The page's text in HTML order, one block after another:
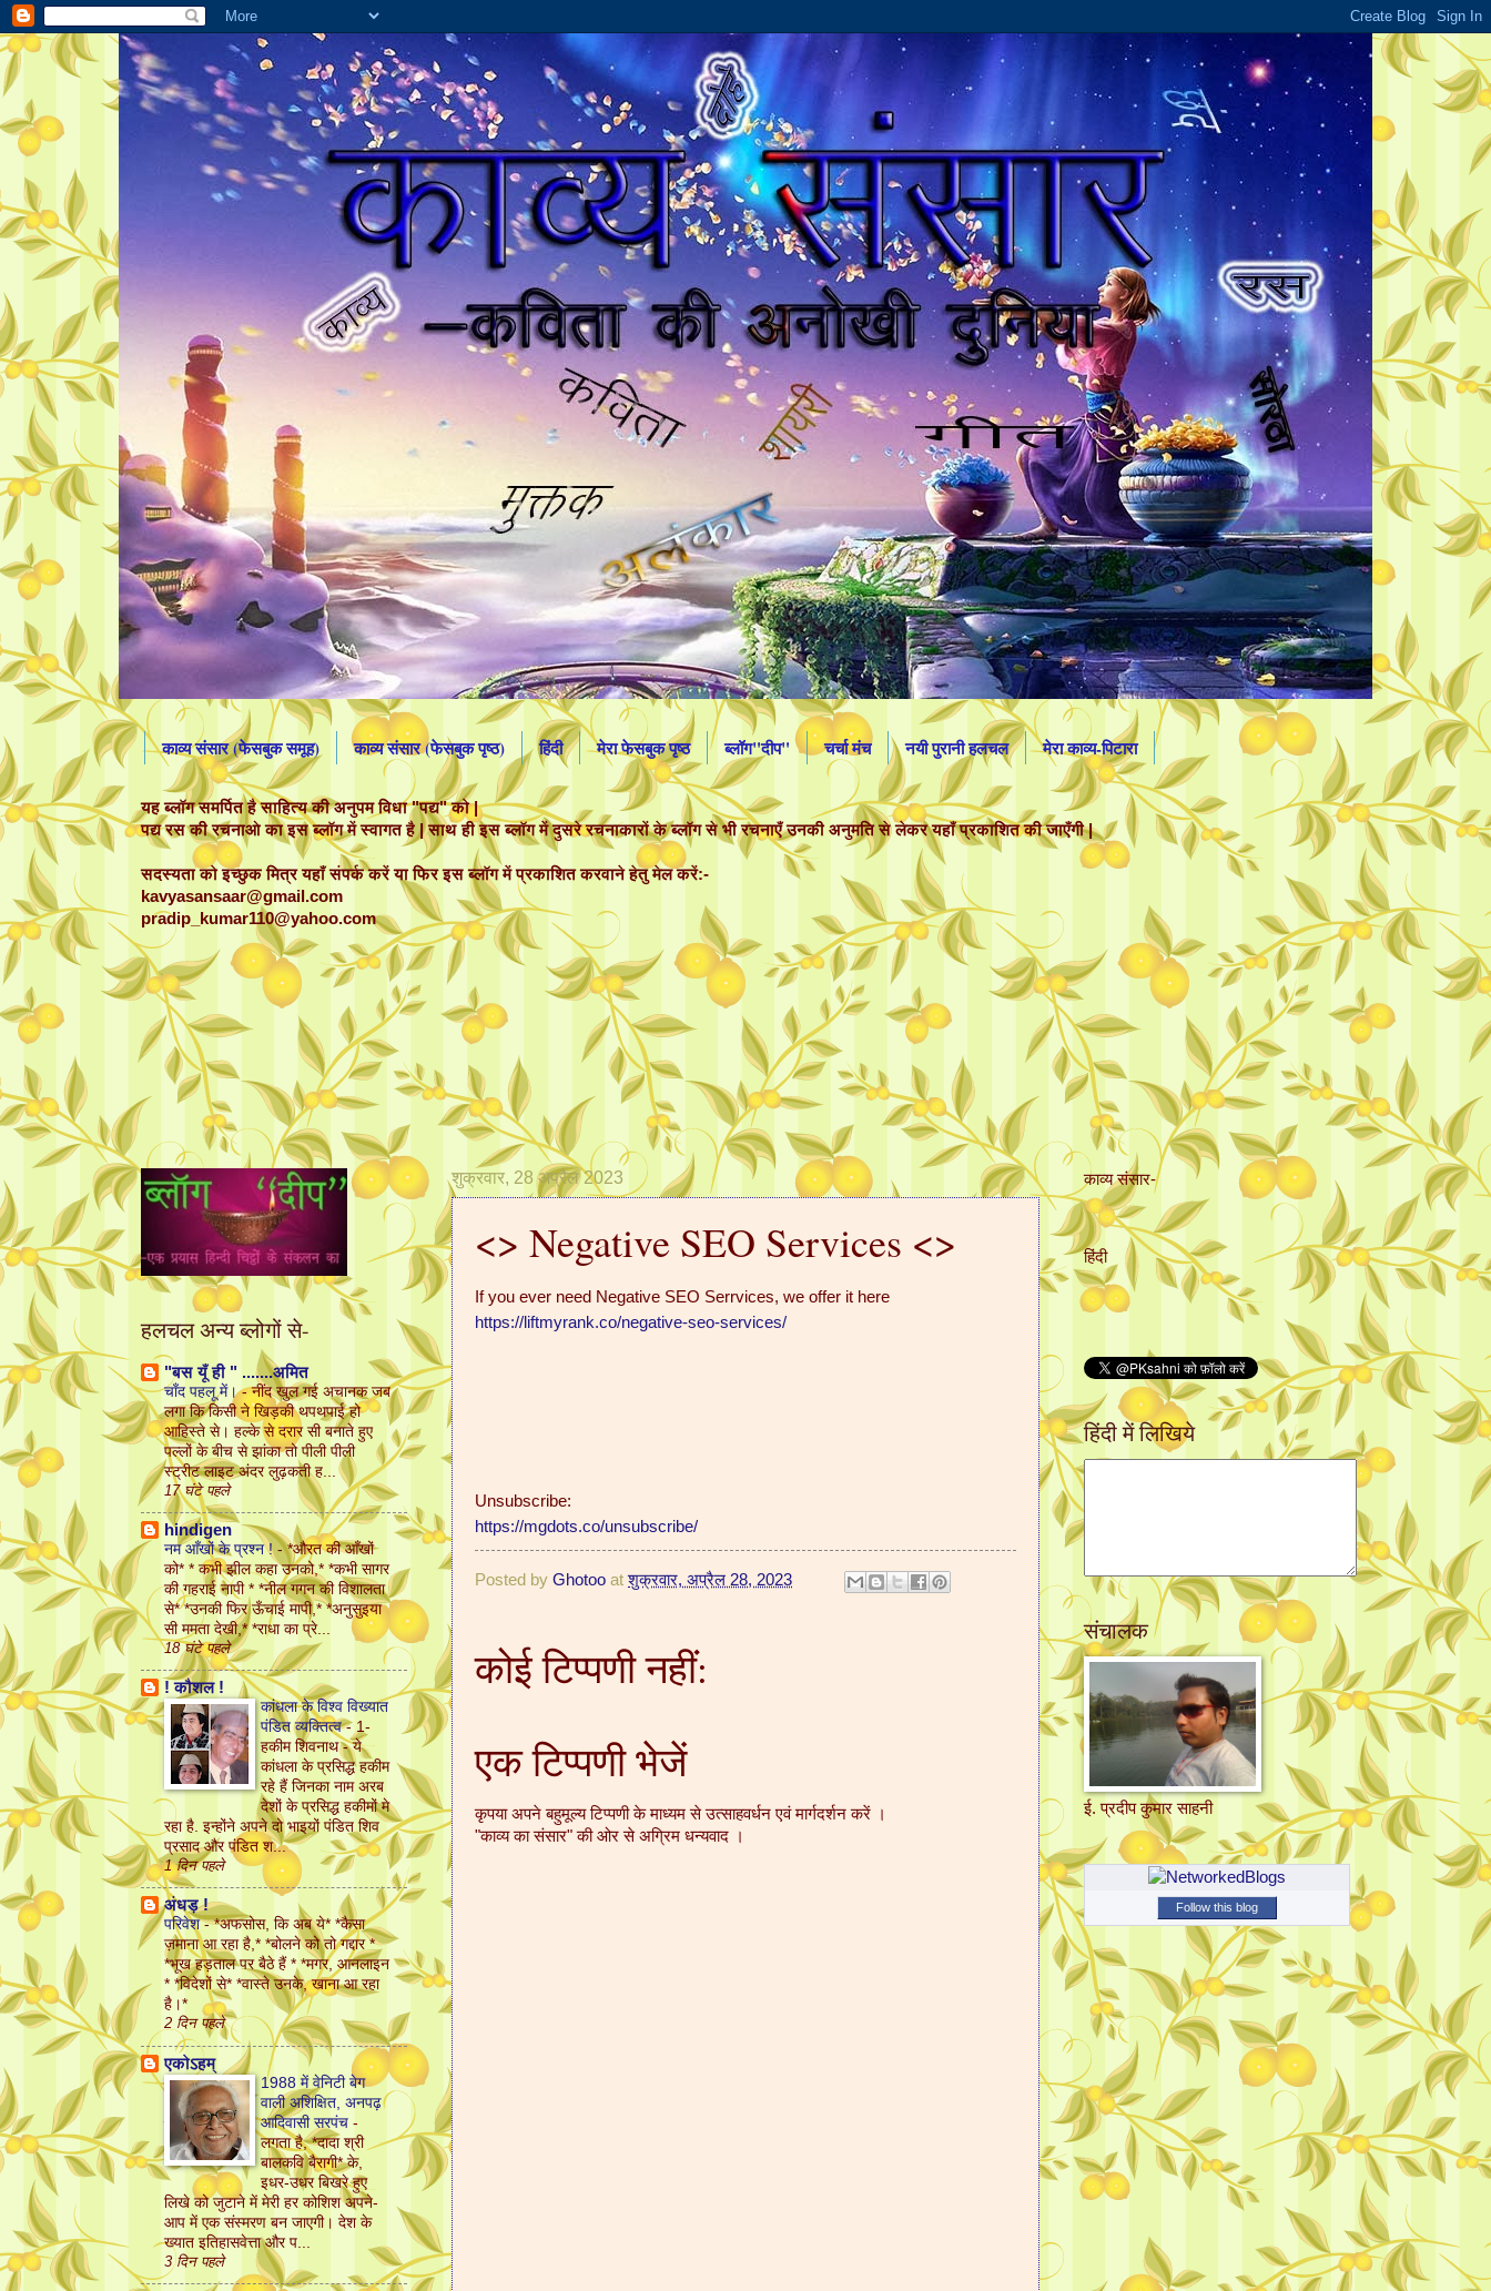
काव्य संसार (फेसबुक समूह) काव्य संसार (फेसबुक पृष्ठ) हिंदी मेरा फेसबुक पृष्ठ ब्लॉग"दीप" चर्चा मंच नयी पुरानी हलचल मेरा काव्य-पिटारा
यह ब्लॉग समर्पित है साहित्य की अनुपम विधा "पद्य" को |
पद्य रस की रचनाओ का इस ब्लॉग में स्वागत है | साथ ही इस ब्लॉग में दुसरे रचनाकारों के ब्लॉग से भी रचनाएँ उनकी अनुमति से लेकर यहाँ प्रकाशित की जाएँगी |
सदस्यता को इच्छुक मित्र यहाँ संपर्क करें या फिर इस ब्लॉग में प्रकाशित करवाने हेतु मेल करें:-
kavyasansaar@gmail.com
pradip_kumar110@yahoo.com
शुक्रवार, 28 अप्रैल 2023
<> Negative SEO Services <>
If you ever need Negative SEO Serrvices, we offer it here
https://liftmyrank.co/negative-seo-services/
Unsubscribe:
https://mgdots.co/unsubscribe/
Posted by Ghotoo atशुक्रवार, अप्रैल 28, 2023
कोई टिप्पणी नहीं:
एक टिप्पणी भेजें
कृपया अपने बहुमूल्य टिप्पणी के माध्यम से उत्साहवर्धन एवं मार्गदर्शन करें ।
"काव्य का संसार" की ओर से अग्रिम धन्यवाद ।
हलचल अन्य ब्लोगों से-
"बस यूँ ही " .......अमित
चाँद पहलू में।-नींद खुल गई अचानक जब
लगा कि किसी ने खिड़की थपथपाई हो
आहिस्ते से। हल्के से दरार सी बनाते हुए
पल्लों के बीच से झांका तो पीली पीली
स्ट्रीट लाइट अंदर लुढ़कती ह...
17 घंटे पहले
hindigen
नम आँखों के प्रश्न ! -*औरत की आँखों
को* * कभी झील कहा उनको,* *कभी सागर
की गहराई नापी * *नील गगन की विशालता
से* *उनकी फिर ऊँचाई मापी,* *अनुसुइया
सी ममता देखी,* *राधा का प्रे...
18 घंटे पहले
! कौशल !
कांधला के विश्व विख्यात
पंडित व्यक्तित्व- 1-
हकीम शिवनाथ - ये
कांधला के प्रसिद्ध हकीम
रहे हैं जिनका नाम अरब
देशों के प्रसिद्ध हकीमों मे
रहा है. इन्होंने अपने दो भाइयों पंडित शिव
प्रसाद और पंडित श...
1 दिन पहले
अंधड़ !
परिवेश-*अफसोस, कि अब ये* *कैसा
ज़माना आ रहा है,* *बोलने को तो गद्दार *
*भूख हड़ताल पर बैठे हैं * *मगर, आनलाइन
* *विदेशों से* *वास्ते उनके, खाना आ रहा
है।*
2 दिन पहले
एकोऽहम्
1988 में वेनिटी बेग
वाली अशिक्षित, अनपढ़
आदिवासी सरपंच -
लगता है, *दादा श्री
बालकवि बैरागी* के,
इधर-उधर बिखरे हुए
लिखे को जुटाने में मेरी हर कोशिश अपने-
आप में एक संस्मरण बन जाएगी। देश के
ख्यात इतिहासवेत्ता और प...
3 दिन पहले
काव्य संसार-
हिंदी
हिंदी में लिखिये
संचालक
ई. प्रदीप कुमार साहनी
Follow this blog